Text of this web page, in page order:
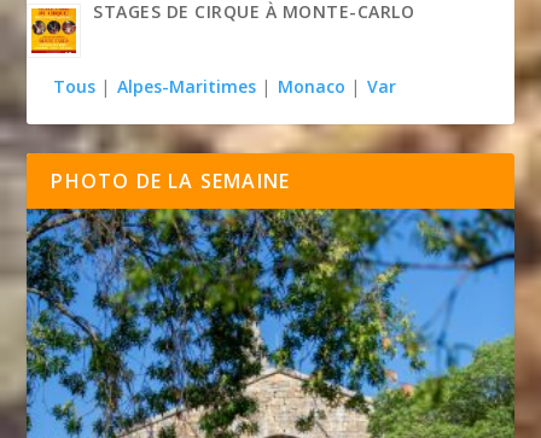
STAGES DE CIRQUE À MONTE-CARLO
Tous | Alpes-Maritimes | Monaco | Var
PHOTO DE LA SEMAINE